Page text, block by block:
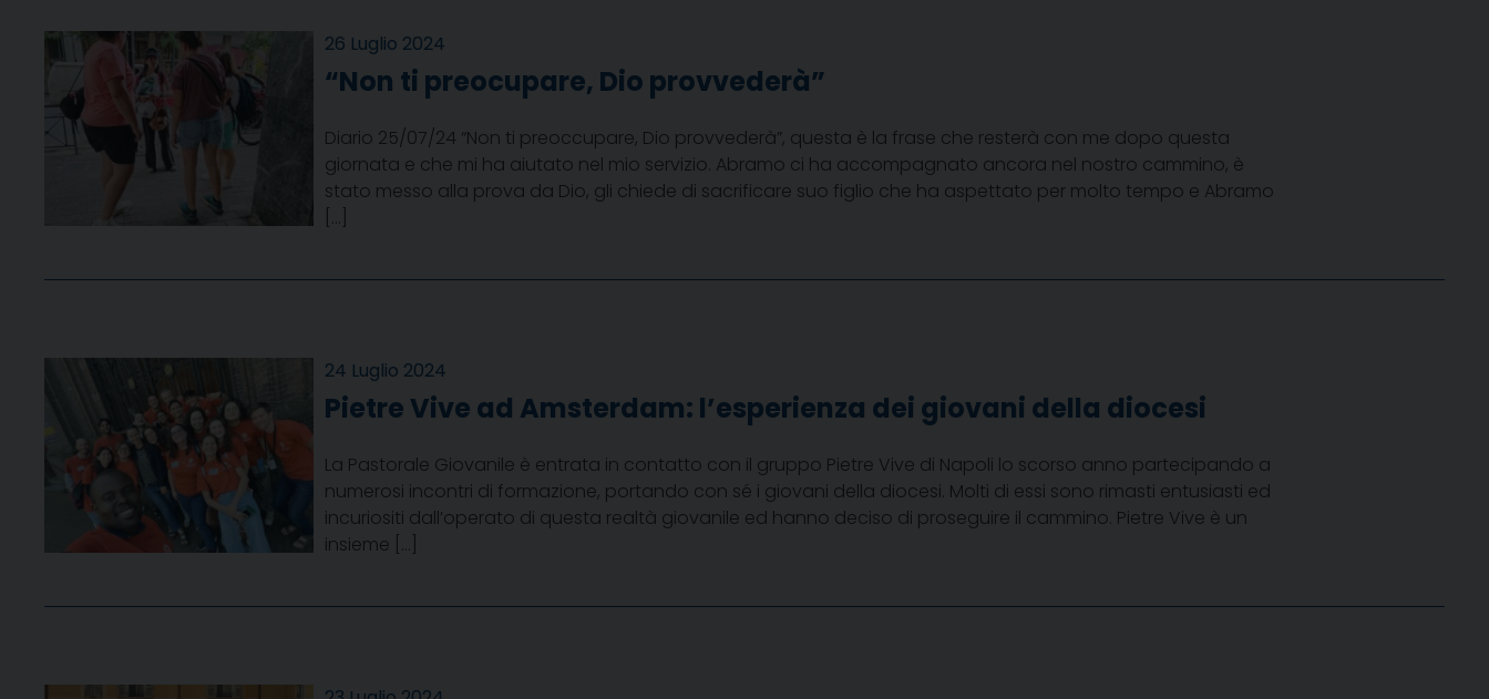
26 Luglio 2024
“Non ti preocupare, Dio provvederà”
Diario 25/07/24 “Non ti preoccupare, Dio provvederà”, questa è la frase che resterà con me dopo questa
giornata e che mi ha aiutato nel mio servizio. Abramo ci ha accompagnato ancora nel nostro cammino, è
stato messo alla prova da Dio, gli chiede di sacrificare suo figlio che ha aspettato per molto tempo e Abramo
[…]
24 Luglio 2024
Pietre Vive ad Amsterdam: l’esperienza dei giovani della diocesi
La Pastorale Giovanile è entrata in contatto con il gruppo Pietre Vive di Napoli lo scorso anno partecipando a
numerosi incontri di formazione, portando con sé i giovani della diocesi. Molti di essi sono rimasti entusiasti ed
incuriositi dall’operato di questa realtà giovanile ed hanno deciso di proseguire il cammino. Pietre Vive è un
insieme […]